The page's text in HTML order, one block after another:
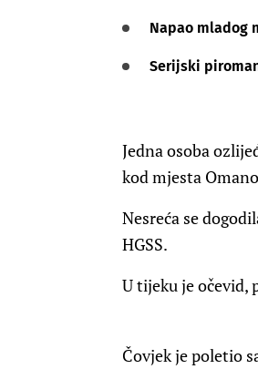
Napao mladog
Serijski
Jedna osoba
kod mjesta
Nesreća se
HGSS.
U tijeku je očevid,
Čovjek je poletio